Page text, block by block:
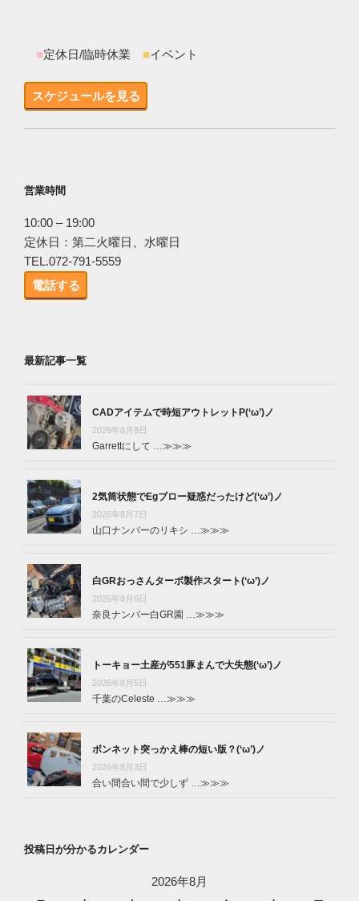
■定休日/臨時休業 ■イベント
スケジュールを見る
営業時間
10:00 – 19:00
定休日：第二火曜日、水曜日
TEL.072-791-5559
電話する
最新記事一覧
CADアイテムで時短アウトレットP(‘ω’)ノ
2026年8月8日
Garrettにして …≫≫≫
2気筒状態でEgブロー疑惑だったけど(‘ω’)ノ
2026年8月7日
山口ナンバーのリキシ …≫≫≫
白GRおっさんターボ製作スタート(‘ω’)ノ
2026年8月6日
奈良ナンバー白GR園 …≫≫≫
トーキョー土産が551豚まんで大失態(‘ω’)ノ
2026年8月5日
千葉のCeleste …≫≫≫
ボンネット突っかえ棒の短い版？(‘ω’)ノ
2026年8月3日
合い間合い間で少しず …≫≫≫
投稿日が分かるカレンダー
2026年8月